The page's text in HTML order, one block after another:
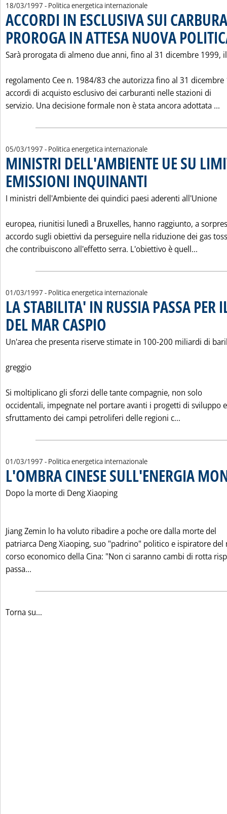
18/03/1997 - Politica energetica internazionale
ACCORDI IN ESCLUSIVA SUI
PROROGA IN ATTESA NUOVA
Sarà prorogata di almeno due anni, fino al 31 dicembre 1999, il
regolamento Cee n. 1984/83 che autorizza fino al 31 dicembre
accordi di acquisto esclusivo dei carburanti nelle stazioni di
servizio. Una decisione formale non è stata ancora adottata ...
05/03/1997 - Politica energetica internazionale
MINISTRI DELL'AMBIENTE UE SU
EMISSIONI INQUINANTI
I ministri dell'Ambiente dei quindici paesi aderenti all'Unione
europea, riunitisi lunedì a Bruxelles, hanno raggiunto, a
accordo sugli obiettivi da perseguire nella riduzione dei gas
che contribuiscono all'effetto serra. L'obiettivo è quell...
01/03/1997 - Politica energetica internazionale
LA STABILITA' IN RUSSIA PASSA PER
DEL MAR CASPIO
Un'area che presenta riserve stimate in 100-200 miliardi di
greggio
Si moltiplicano gli sforzi delle tante compagnie, non solo
occidentali, impegnate nel portare avanti i progetti di sviluppo e
sfruttamento dei campi petroliferi delle regioni c...
01/03/1997 - Politica energetica internazionale
L'OMBRA CINESE SULL'ENERGIA
Dopo la morte di Deng Xiaoping
Jiang Zemin lo ha voluto ribadire a poche ore dalla morte del
patriarca Deng Xiaoping, suo "padrino" politico e ispiratore del
corso economico della Cina: "Non ci saranno cambi di rotta
passa...
Torna su...